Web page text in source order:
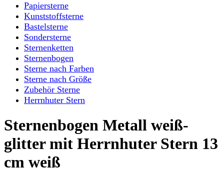
Papiersterne
Kunststoffsterne
Bastelsterne
Sondersterne
Sternenketten
Sternenbogen
Sterne nach Farben
Sterne nach Größe
Zubehör Sterne
Herrnhuter Stern
Sternenbogen Metall weiß-
glitter mit Herrnhuter Stern 13
cm weiß